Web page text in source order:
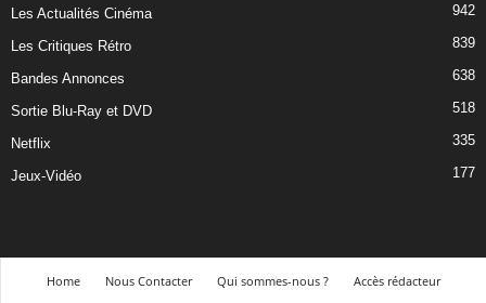
Les Actualités Cinéma 942
Les Critiques Rétro 839
Bandes Annonces 638
Sortie Blu-Ray et DVD 518
Netflix 335
Jeux-Vidéo 177
Home Nous Contacter Qui sommes-nous ?
Accès rédacteur